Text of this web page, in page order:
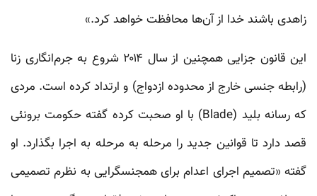
زاهدی باشند خدا از آن‌ها محافظت خواهد کرد.»
این قانون جزایی همچنین از سال ۲۰۱۴ شروع به جرم‌انگاری زنا
(رابطه جنسی خارج از محدوده ازدواج) و ارتداد کرده است. مردی
که رسانه بلید (Blade) با او صحبت کرده گفته حکومت برونئی
قصد دارد تا قوانین جدید را مرحله به مرحله به اجرا بگذارد. او
گفته «تصمیم اجرای اعدام برای همجنسگرایی به نظرم تصمیمی